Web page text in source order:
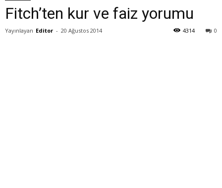
Fitch’ten kur ve faiz yorumu
Yayınlayan Editor - 20 Ağustos 2014 0
4314